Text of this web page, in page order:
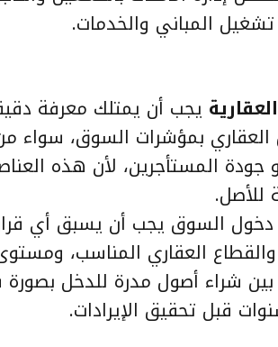
المباني والخدمات.
يجب أن يمتلك معرفة
العقاري بمؤشرات السوق،
جودة المستأجرين، لأن هذه
للأصل.
دخول السوق يجب أن يسبق أي
العقاري المناسب،
شراء أصول مدرة للدخل بصورة
قبل تحقيق الإيرادات.